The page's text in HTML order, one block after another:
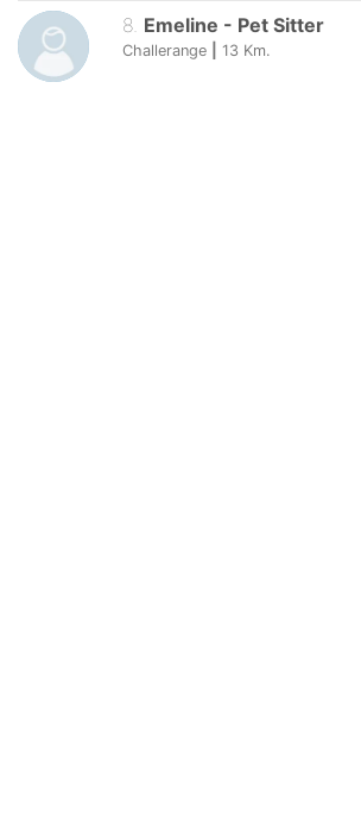
8. Emeline - Pet Sitter
Challerange 13 Km.